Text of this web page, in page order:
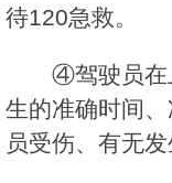
待120急救。
④驾驶员在
生的准确时间
员受伤、有无发